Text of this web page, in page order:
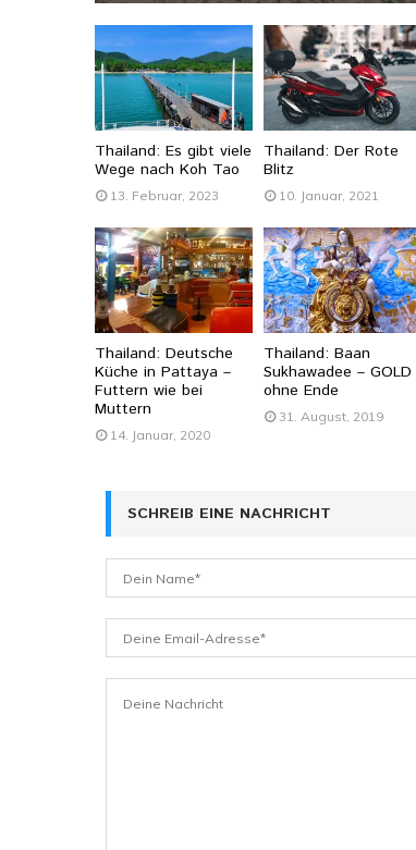
Thailand: Es gibt viele
Wege nach Koh Tao
13. Februar, 2023
Thailand: Der Rote
Blitz
10. Januar, 2021
Thailand: Deutsche
Küche in Pattaya –
Futtern wie bei
Muttern
14. Januar, 2020
Thailand: Baan
Sukhawadee – GOLD
ohne Ende
31. August, 2019
SCHREIB EINE NACHRICHT